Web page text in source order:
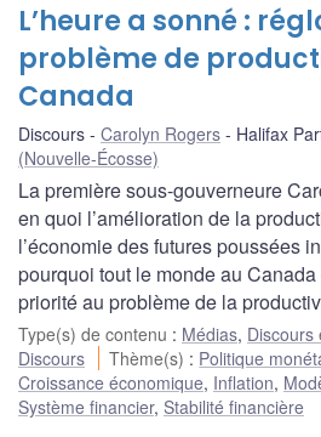
L’heure a sonné :
problème de
Canada
Discours Carolyn Rogers Halifax
(Nouvelle-Écosse)
La première sous-gouverneure
en quoi l’amélioration de la
l’économie des futures poussées
pourquoi tout le monde au Canada
priorité au problème de la
Type(s) de contenu : Médias, Discours
Discours
Thème(s) : Politique
Croissance économique, Inflation,
Système financier, Stabilité financière